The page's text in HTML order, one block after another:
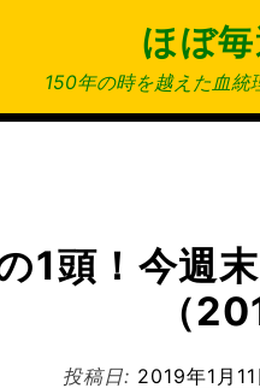
ほぼ
150年の時を越えた血統
1頭！今週
（
投稿日: 2019年1月11